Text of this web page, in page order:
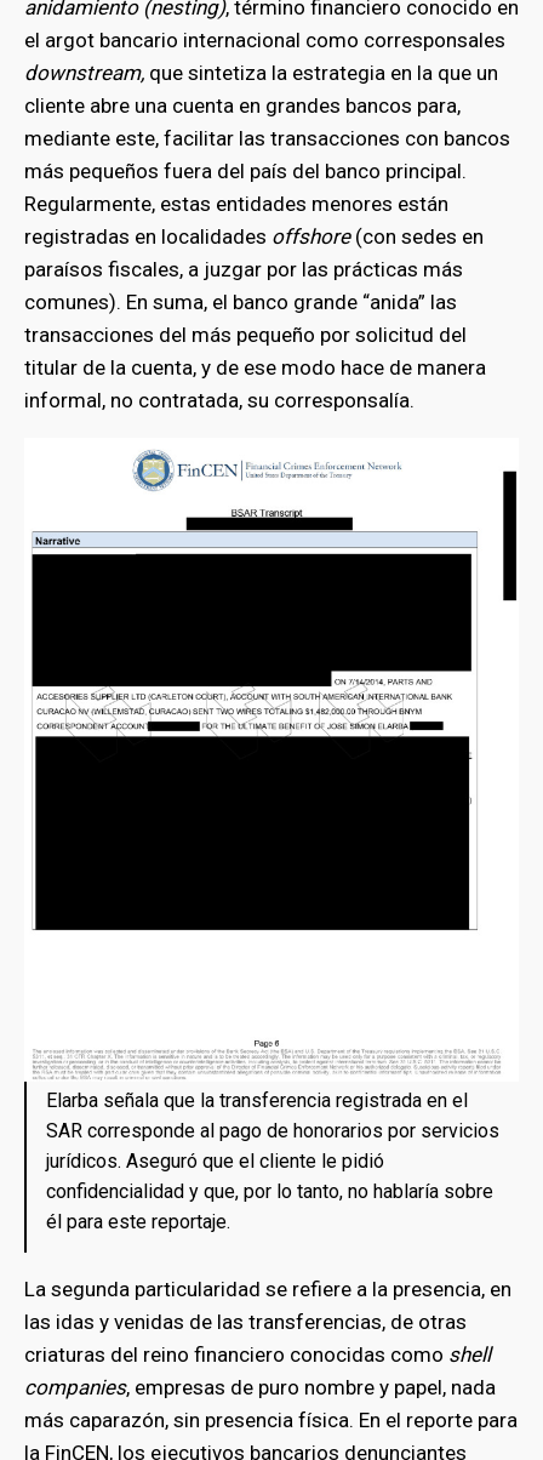
anidamiento (nesting), término financiero conocido en
el argot bancario internacional como corresponsales
downstream, que sintetiza la estrategia en la que un
cliente abre una cuenta en grandes bancos para,
mediante este, facilitar las transacciones con bancos
más pequeños fuera del país del banco principal.
Regularmente, estas entidades menores están
registradas en localidades offshore(con sedes en
paraísos fiscales, a juzgar por las prácticas más
comunes). En suma, el banco grande “anida” las
transacciones del más pequeño por solicitud del
titular de la cuenta, y de ese modo hace de manera
informal, no contratada, su corresponsalía.
Elarba señala que la transferencia registrada en el
SAR corresponde al pago de honorarios por servicios
jurídicos. Aseguró que el cliente le pidió
confidencialidad y que, por lo tanto, no hablaría sobre
él para este reportaje.
La segunda particularidad se refiere a la presencia, en
las idas y venidas de las transferencias, de otras
criaturas del reino financiero conocidas como shell
companies, empresas de puro nombre y papel, nada
más caparazón, sin presencia física. En el reporte para
la FinCEN, los ejecutivos bancarios denunciantes